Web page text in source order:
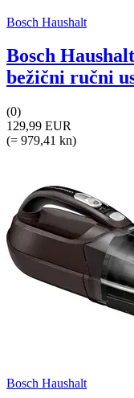
Bosch Haushalt
Bosch
bežični ručni
(0)
129,99 EUR
(= 979,41 kn)
Bosch Haushalt